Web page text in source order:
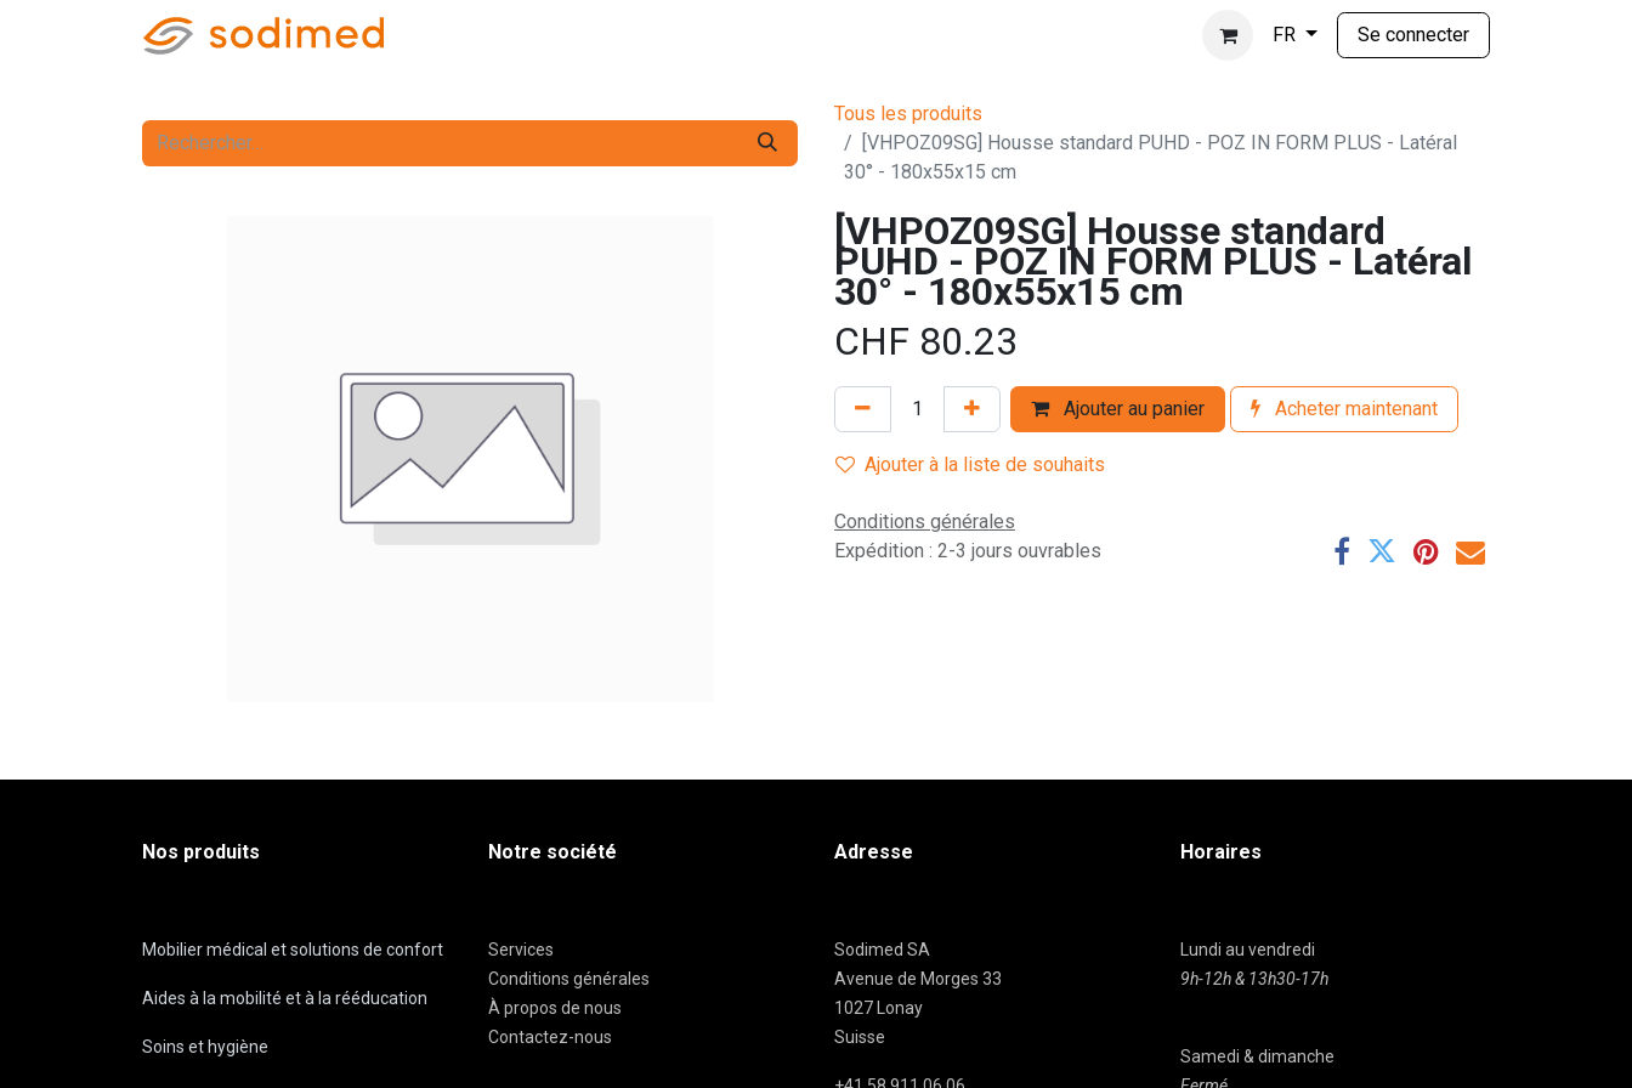
FR Se connecter
Tous les produits
[VHPOZ09SG] Housse standard PUHD - POZ IN FORM PLUS - Latéral
30° - 180x55x15 cm
[VHPOZ09SG] Housse standard
PUHD - POZ IN FORM PLUS - Latéral
30° - 180x55x15 cm
CHF 80.23
Ajouter au panier Acheter maintenant
Ajouter à la liste de souhaits
Conditions générales
Expédition : 2-3 jours ouvrables
Nos produits
Mobilier médical et solutions de confort
Aides à la mobilité et à la rééducation
Soins et hygiène
Notre société
Services
Conditions générales
À propos de nous
Contactez-nous
Adresse
Sodimed SA
Avenue de Morges 33
1027 Lonay
Suisse
Horaires
Lundi au vendredi
9h-12h & 13h30-17h
Samedi & dimanche